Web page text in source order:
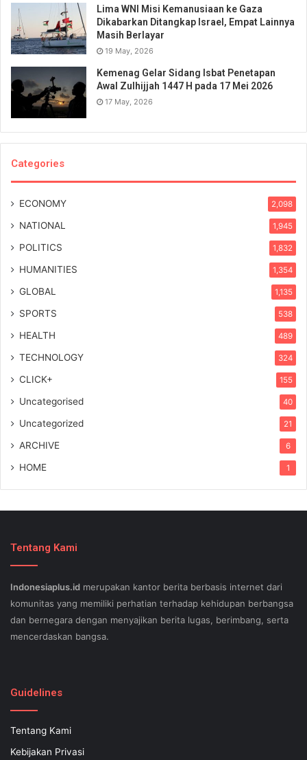
Lima WNI Misi Kemanusiaan ke Gaza
Dikabarkan Ditangkap Israel, Empat Lainnya
Masih Berlayar
19 May, 2026
Kemenag Gelar Sidang Isbat Penetapan
Awal Zulhijjah 1447 H pada 17 Mei 2026
17 May, 2026
Categories
ECONOMY 2,098
NATIONAL 1,945
POLITICS 1,832
HUMANITIES 1,354
GLOBAL 1,135
SPORTS 538
HEALTH 489
TECHNOLOGY 324
CLICK+ 155
Uncategorised 40
Uncategorized 21
ARCHIVE 6
HOME 1
Tentang Kami
Indonesiaplus.id merupakan kantor berita berbasis internet dari
komunitas yang memiliki perhatian terhadap kehidupan berbangsa
dan bernegara dengan menyajikan berita lugas, berimbang, serta
mencerdaskan bangsa.
your small business stand out exam gst from the opposition and
Since the artwork of WEBSITE SEO is always adjusting, it's difficult
to know what your internet-site needs aid exam 500-551 and who
Guidelines
Tentang Kami
Kebijakan Privasi